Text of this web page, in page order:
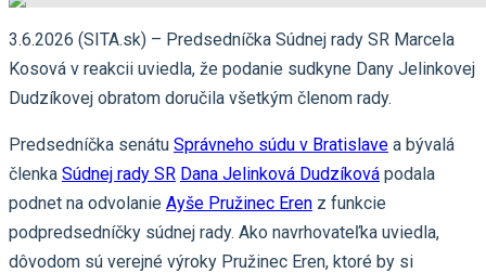
3.6.2026 (SITA.sk) – Predsedníčka Súdnej rady SR Marcela
Kosová v reakcii uviedla, že podanie sudkyne Dany Jelinkovej
Dudzíkovej obratom doručila všetkým členom rady.
Predsedníčka senátu Správneho súdu v Bratislave a bývalá
členka Súdnej rady SR Dana Jelinková Dudzíková podala
podnet na odvolanie Ayše Pružinec Eren z funkcie
podpredsedníčky súdnej rady. Ako navrhovateľka uviedla,
dôvodom sú verejné výroky Pružinec Eren, ktoré by si